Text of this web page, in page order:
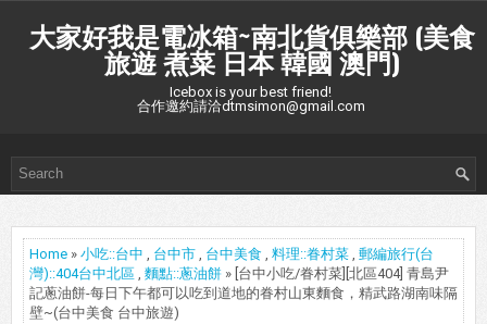
大家好我是電冰箱~南北貨俱樂部 (美食
旅遊 煮菜 日本 韓國 澳門)
Icebox is your best friend!
合作邀約請洽dtmsimon@gmail.com
Home » 小吃::台中 , 台中市 , 台中美食 , 料理::眷村菜 , 郵編旅行(台
灣)::404台中北區 , 麵點::蔥油餅 » [台中小吃/眷村菜][北區404] 青島尹
記蔥油餅-每日下午都可以吃到道地的眷村山東麵食，精武路湖南味隔
壁~(台中美食 台中旅遊)